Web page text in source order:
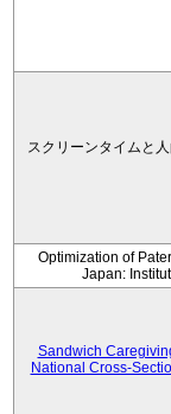
スクリーンタイムと
Optimization of
Japan:
Sandwich
National Cross-